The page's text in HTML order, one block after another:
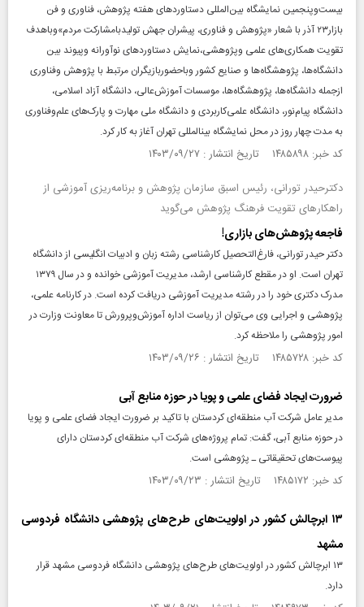
بیست‌وپنجمین نمایشگاه بین‌المللی دستاوردهای هفته پژوهش، فناوری و فن
بازار۲۳ آذر با شعار «پژوهش و فناوری، پیشران جهش تولیدبامشارکت مردم»وباهدف
تقویت همکاری‌های علمی وپژوهشی،نمایش دستاوردهای نوآورانه وپیوند بین
دانشگاه‌ها، پژوهشگاه‌ها و صنایع کشور وباحضوربازیگران مرتبط با پژوهش وفناوری
ازجمله دانشگاه‌ها، پژوهشگاه‌ها، موسسات آموزش‌عالی، دانشگاه آزاد اسلامی،
دانشگاه پیام‌نور، دانشگاه علمی‌کاربردی و دانشگاه ملی‌ مهارت و پارک‌های علم‌وفناوری
به مدت چهار روز در محل نمایشگاه بین‎المللی تهران آغاز به کار کرد.
کد خبر: ۱۴۸۵۸۹۸ تاریخ انتشار : ۱۴۰۳/۰۹/۲۷
دکترحیدر تورانی، رئیس اسبق سازمان پژوهش و برنامه‌ریزی آموزشی از
راهکارهای تقویت فرهنگ پژوهش می‌گوید
فاجعه پژوهش‌های بازاری!‌
دکتر حیدر تورانی، فارغ‌التحصیل کارشناسی رشته زبان و ادبیات انگلیسی از دانشگاه
تهران است. او در مقطع کارشناسی ارشد، مدیریت آموزشی خوانده و در سال ۱۳۷۹
مدرک دکتری خود را در رشته مدیریت آموزشی دریافت کرده است. در کارنامه علمی،
پژوهشی و اجرایی وی می‌توان از ریاست اداره آموزش‌وپرورش تا معاونت وزارت در
امور پژوهشی را ملاحظه کرد.
کد خبر: ۱۴۸۵۷۲۸ تاریخ انتشار : ۱۴۰۳/۰۹/۲۶
ضرورت ایجاد فضای علمی و پویا در حوزه منابع آبی
مدیر عامل شرکت آب منطقه‌ای کردستان با تاکید بر ضرورت ایجاد فضای علمی و پویا
در حوزه منابع آبی، گفت: تمام پروژه‌های شرکت آب منطقه‌ای کردستان دارای
پیوست‌های تحقیقاتی ـ پژوهشی است.
کد خبر: ۱۴۸۵۱۷۲ تاریخ انتشار : ۱۴۰۳/۰۹/۲۳
۱۳ ابرچالش کشور در اولویت‌های طرح‌های پژوهشی دانشگاه فردوسی
مشهد
۱۳ ابرچالش کشور در اولویت‌های طرح‌های پژوهشی دانشگاه فردوسی مشهد قرار
دارد.